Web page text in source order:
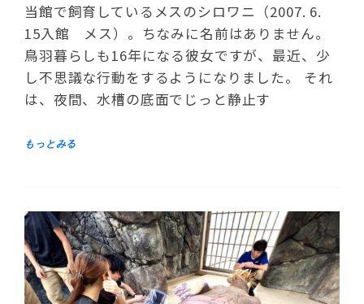
当館で飼育しているメスのシロワニ（2007. 6.
15入館 メス）。ちなみに名前はありません。
鳥羽暮らしも16年になる彼女ですが、最近、少
し不思議な行動をするようになりました。 それ
は、夜間、水槽の底面でじっと静止す